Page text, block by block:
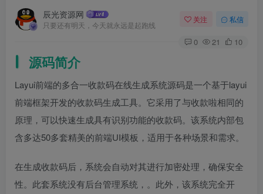
辰光资源网
只要还有明天，今天就永远是起跑线
关注 私信
0 21 10
源码简介
Layui前端的多合一收款码在线生成系统源码是一个基于layui
前端框架开发的收款码生成工具。它采用了与收款啦相同的
原理，可以快速生成具有识别功能的收款码。该系统内部包
含多达50多套精美的前端UI模板，适用于各种场景和需求。
在生成收款码后，系统会自动对其进行加密处理，确保安全
性。此套系统没有后台管理系统，。此外，该系统完全开